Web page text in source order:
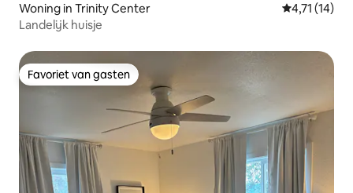
Woning in Trinity Center Gemiddelde
4,71 (14)
Landelijk huisje
Favoriet van gasten
Favoriet van gasten